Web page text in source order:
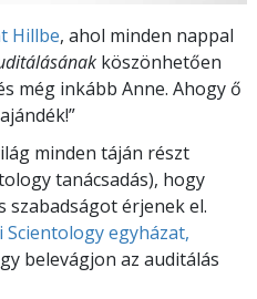
Hillbe, ahol minden nappal
köszönhetően
még inkább Anne. Ahogy ő
minden táján részt
tanácsadás), hogy
szabadságot érjenek el.
egyházat,
belevágjon az auditálás